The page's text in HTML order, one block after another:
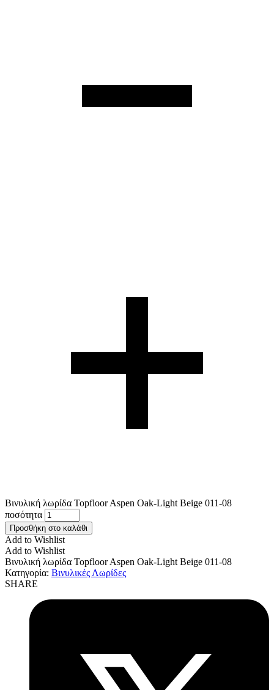
Βινυλική λωρίδα Topfloor Aspen Oak-Light Beige 011-08
ποσότητα
Προσθήκη στο καλάθι
Add to Wishlist
Add to Wishlist
Βινυλική λωρίδα Topfloor Aspen Oak-Light Beige 011-08
Κατηγορία: Βινυλικές Λωρίδες
SHARE